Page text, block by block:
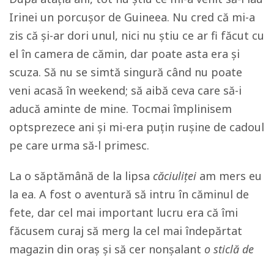
Irinei un porcușor de Guineea. Nu cred că mi-a
zis că și-ar dori unul, nici nu știu ce ar fi făcut cu
el în camera de cămin, dar poate asta era și
scuza. Să nu se simtă singură când nu poate
veni acasă în weekend; să aibă ceva care să-i
aducă aminte de mine. Tocmai împlinisem
optsprezece ani și mi-era puțin rușine de cadoul
pe care urma să-l primesc.
La o săptămână de la lipsa căciuliței am mers eu
la ea. A fost o aventură să intru în căminul de
fete, dar cel mai important lucru era că îmi
făcusem curaj să merg la cel mai îndepărtat
magazin din oraș și să cer nonșalant o sticlă de